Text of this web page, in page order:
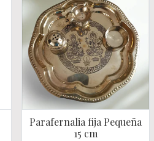
Parafernalia fija Pequeña
15 cm